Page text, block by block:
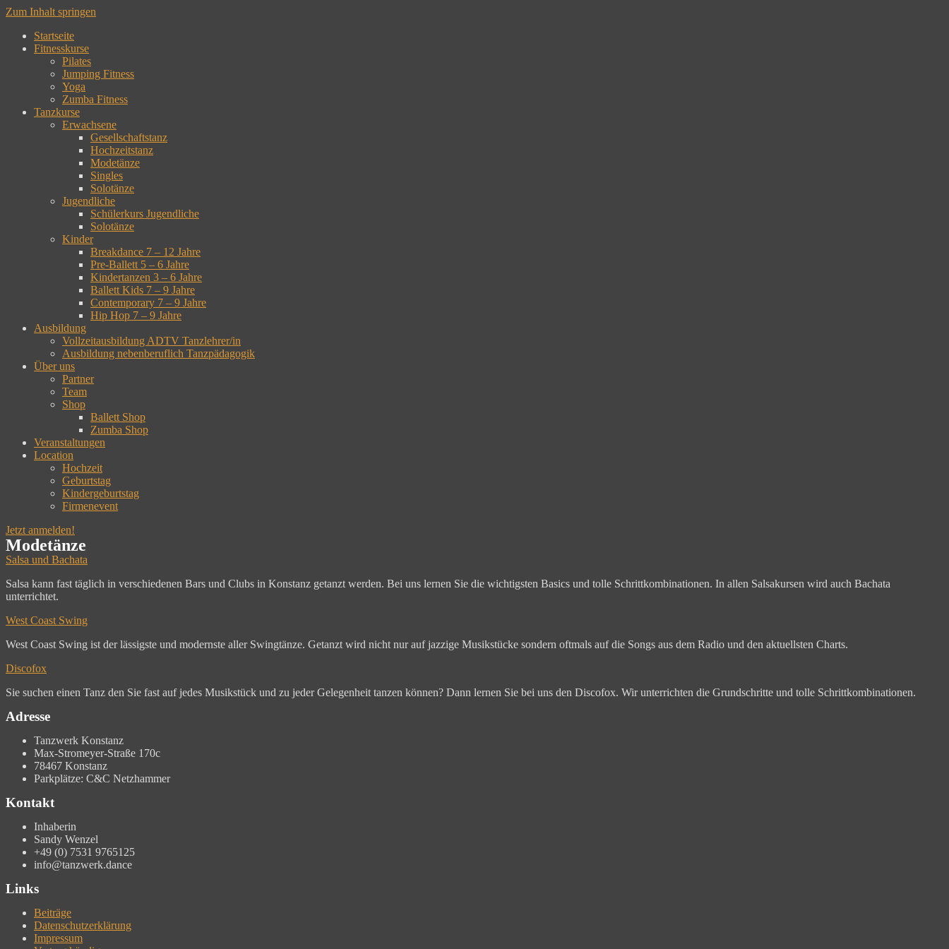
Zum Inhalt springen
Startseite
Fitnesskurse
Pilates
Jumping Fitness
Yoga
Zumba Fitness
Tanzkurse
Erwachsene
Gesellschaftstanz
Hochzeitstanz
Modetänze
Singles
Solotänze
Jugendliche
Schülerkurs Jugendliche
Solotänze
Kinder
Breakdance 7 – 12 Jahre
Pre-Ballett 5 – 6 Jahre
Kindertanzen 3 – 6 Jahre
Ballett Kids 7 – 9 Jahre
Contemporary 7 – 9 Jahre
Hip Hop 7 – 9 Jahre
Ausbildung
Vollzeitausbildung ADTV Tanzlehrer/in
Ausbildung nebenberuflich Tanzpädagogik
Über uns
Partner
Team
Shop
Ballett Shop
Zumba Shop
Veranstaltungen
Location
Hochzeit
Geburtstag
Kindergeburtstag
Firmenevent
Jetzt anmelden!
Modetänze
Salsa und Bachata
Salsa kann fast täglich in verschiedenen Bars und Clubs in Konstanz getanzt werden. Bei uns lernen Sie die wichtigsten Basics und tolle Schrittkombinationen. In allen Salsakursen wird auch Bachata
unterrichtet.
West Coast Swing
West Coast Swing ist der lässigste und modernste aller Swingtänze. Getanzt wird nicht nur auf jazzige Musikstücke sondern oftmals auf die Songs aus dem Radio und den aktuellsten Charts.
Discofox
Sie suchen einen Tanz den Sie fast auf jedes Musikstück und zu jeder Gelegenheit tanzen können? Dann lernen Sie bei uns den Discofox. Wir unterrichten die Grundschritte und tolle Schrittkombinationen.
Adresse
Tanzwerk Konstanz
Max-Stromeyer-Straße 170c
78467 Konstanz
Parkplätze: C&C Netzhammer
Kontakt
Inhaberin
Sandy Wenzel
+49 (0) 7531 9765125
info@tanzwerk.dance
Links
Beiträge
Datenschutzerklärung
Impressum